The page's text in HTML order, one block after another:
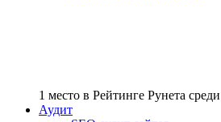
1 место в Рейтинге Рунета
Аудит